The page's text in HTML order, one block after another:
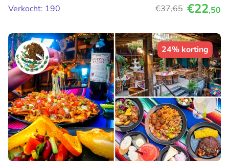
Verkocht: 190
€37,65 €22,50
24% korting